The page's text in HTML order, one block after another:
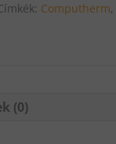
Computherm,
(0)